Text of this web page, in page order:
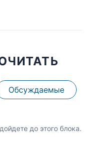
Обсуждаемые
до этого блока.